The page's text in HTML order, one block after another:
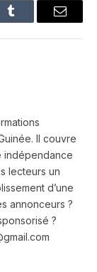
Tumblr Email
Il couvre
indépendance
lecteurs un
d’une
annonceurs ?
?